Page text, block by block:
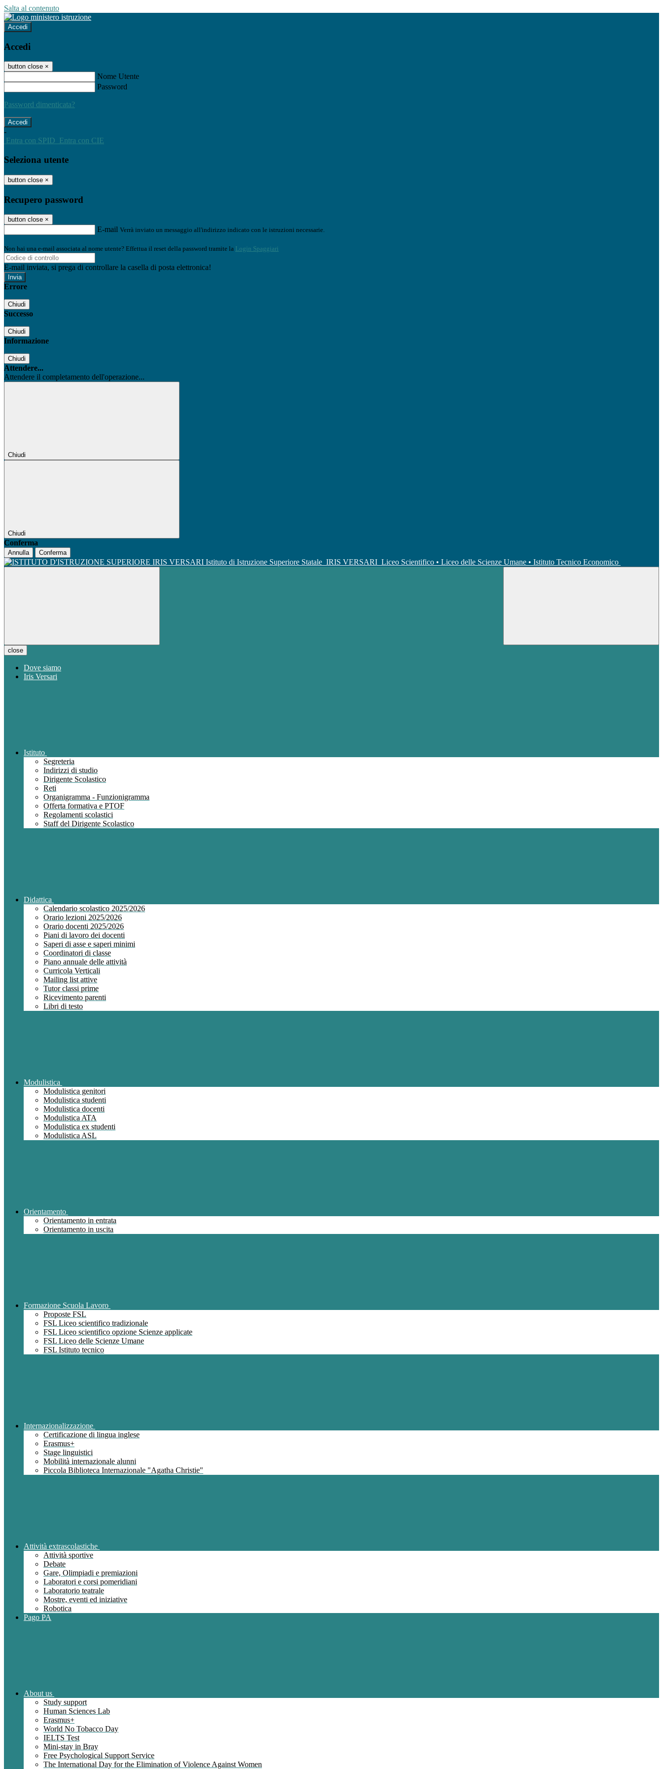
Salta al contenuto
Accedi
Accedi
button close ×
Nome Utente
Password
Password dimenticata?
-
Entra con SPID Entra con CIE
Seleziona utente
button close ×
Recupero password
button close ×
E-mail Verrà inviato un messaggio all'indirizzo indicato con le istruzioni necessarie.
Non hai una e-mail associata al nome utente? Effettua il reset della password tramite la Login Spaggiari
E-mail inviata, si prega di controllare la casella di posta elettronica!
Errore
Chiudi
Successo
Chiudi
Informazione
Chiudi
Attendere...
Attendere il completamento dell'operazione...
Chiudi
Chiudi
Conferma
Annulla Conferma
Istituto di Istruzione Superiore Statale IRIS VERSARI Liceo Scientifico • Liceo delle Scienze Umane • Istituto Tecnico Economico
close
Dove siamo
Iris Versari
Istituto
Segreteria
Indirizzi di studio
Dirigente Scolastico
Reti
Organigramma - Funzionigramma
Offerta formativa e PTOF
Regolamenti scolastici
Staff del Dirigente Scolastico
Didattica
Calendario scolastico 2025/2026
Orario lezioni 2025/2026
Orario docenti 2025/2026
Piani di lavoro dei docenti
Saperi di asse e saperi minimi
Coordinatori di classe
Piano annuale delle attività
Curricola Verticali
Mailing list attive
Tutor classi prime
Ricevimento parenti
Libri di testo
Modulistica
Modulistica genitori
Modulistica studenti
Modulistica docenti
Modulistica ATA
Modulistica ex studenti
Modulistica ASL
Orientamento
Orientamento in entrata
Orientamento in uscita
Formazione Scuola Lavoro
Proposte FSL
FSL Liceo scientifico tradizionale
FSL Liceo scientifico opzione Scienze applicate
FSL Liceo delle Scienze Umane
FSL Istituto tecnico
Internazionalizzazione
Certificazione di lingua inglese
Erasmus+
Stage linguistici
Mobilità internazionale alunni
Piccola Biblioteca Internazionale "Agatha Christie"
Attività extrascolastiche
Attività sportive
Debate
Gare, Olimpiadi e premiazioni
Laboratori e corsi pomeridiani
Laboratorio teatrale
Mostre, eventi ed iniziative
Robotica
Pago PA
About us
Study support
Human Sciences Lab
Erasmus+
World No Tobacco Day
IELTS Test
Mini-stay in Bray
Free Psychological Support Service
The International Day for the Elimination of Violence Against Women